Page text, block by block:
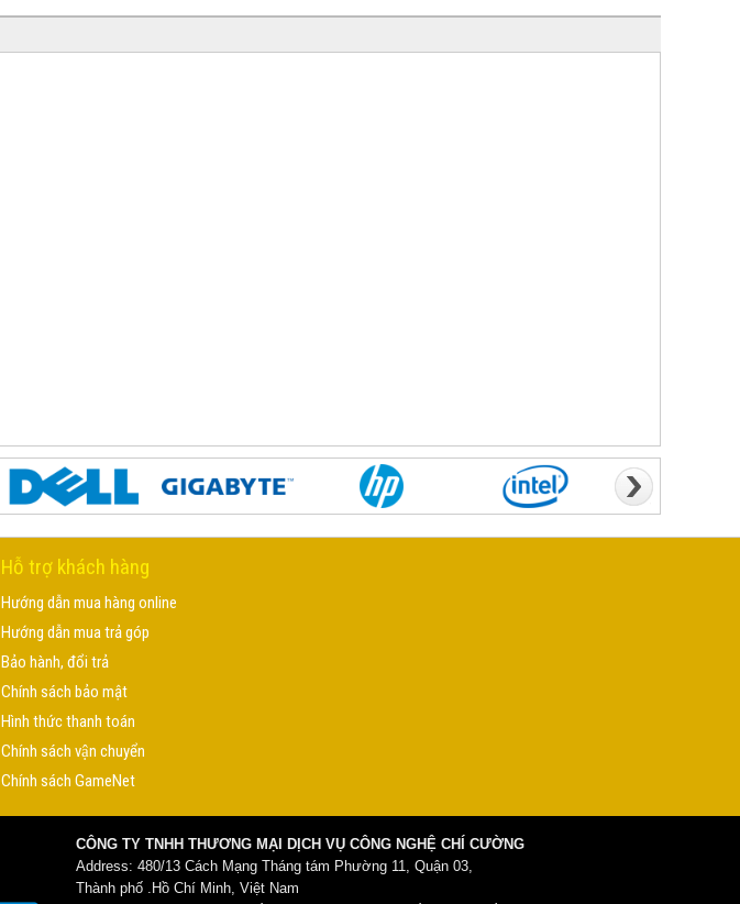
Hỗ trợ khách hàng
Hướng dẫn mua hàng online
Hướng dẫn mua trả góp
Bảo hành, đổi trả
Chính sách bảo mật
Hình thức thanh toán
Chính sách vận chuyển
Chính sách GameNet
CÔNG TY TNHH THƯƠNG MẠI DỊCH VỤ CÔNG NGHỆ CHÍ CƯỜNG
Address: 480/13 Cách Mạng Tháng tám Phường 11, Quận 03,
Thành phố .Hồ Chí Minh, Việt Nam